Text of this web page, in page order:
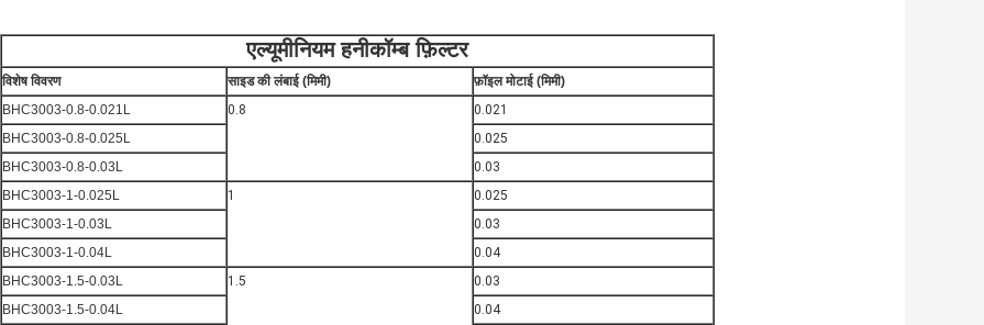
एल्यूमीनियम हनीकॉम्ब फ़िल्टर
विशेष विवरण साइड की लंबाई (मिमी)
फ़ॉइल मोटाई (मिमी)
BHC3003-0.8-0.021L
0.8
0.021
BHC3003-0.8-0.025L
0.025
BHC3003-0.8-0.03L
0.03
BHC3003-1-0.025L
1
0.025
BHC3003-1-0.03L
0.03
BHC3003-1-0.04L
0.04
BHC3003-1.5-0.03L
1.5
0.03
BHC3003-1.5-0.04L
0.04